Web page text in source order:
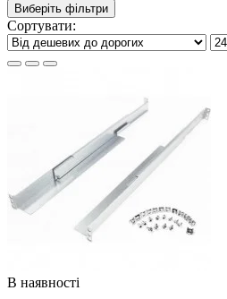
Виберіть фільтри
Сортувати:
В наявності